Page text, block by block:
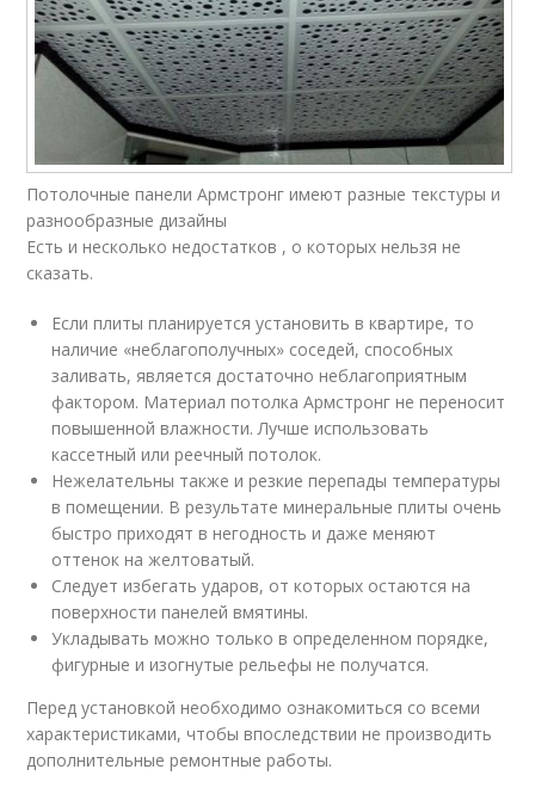
Потолочные панели Армстронг имеют разные текстуры и
разнообразные дизайны
Есть и несколько недостатков , о которых нельзя не
сказать.
Если плиты планируется установить в квартире, то
наличие «неблагополучных» соседей, способных
заливать, является достаточно неблагоприятным
фактором. Материал потолка Армстронг не переносит
повышенной влажности. Лучше использовать
кассетный или реечный потолок.
Нежелательны также и резкие перепады температуры
в помещении. В результате минеральные плиты очень
быстро приходят в негодность и даже меняют
оттенок на желтоватый.
Следует избегать ударов, от которых остаются на
поверхности панелей вмятины.
Укладывать можно только в определенном порядке,
фигурные и изогнутые рельефы не получатся.
Перед установкой необходимо ознакомиться со всеми
характеристиками, чтобы впоследствии не производить
дополнительные ремонтные работы.